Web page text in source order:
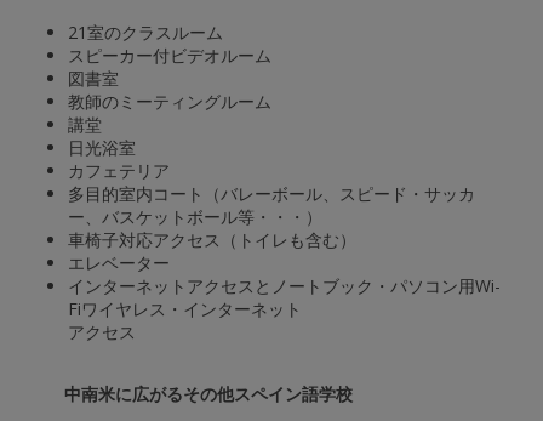
21室のクラスルーム
スピーカー付ビデオルーム
図書室
教師のミーティングルーム
講堂
日光浴室
カフェテリア
多目的室内コート（バレーボール、スピード・サッカ
ー、バスケットボール等・・・）
車椅子対応アクセス（トイレも含む）
エレベーター
インターネットアクセスとノートブック・パソコン用Wi-
Fiワイヤレス・インターネット
アクセス
中南米に広がるその他スペイン語学校